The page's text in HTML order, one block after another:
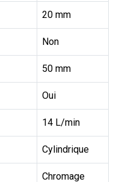
20 mm
Non
50 mm
Oui
14 L/min
Cylindrique
Chromage